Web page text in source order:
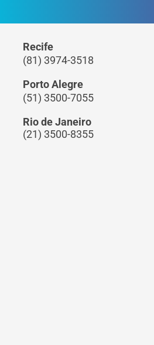
Recife
(81) 3974-3518
Porto Alegre
(51) 3500-7055
Rio de Janeiro
(21) 3500-8355